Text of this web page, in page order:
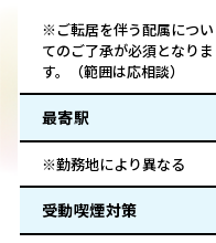
※ご転居を伴う配属につい
てのご了承が必須となりま
す。（範囲は応相談）
最寄駅
※勤務地により異なる
受動喫煙対策